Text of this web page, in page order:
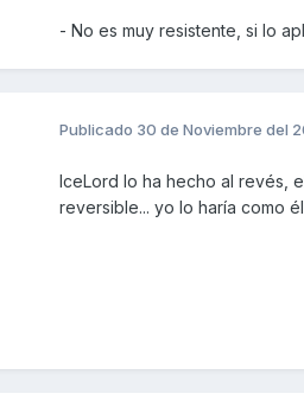
- No es muy resistente, si lo
Publicado 30 de Noviembre del
IceLord lo ha hecho al revés,
reversible... yo lo haría como él!